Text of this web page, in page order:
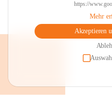
https://
Mehr
Akzeptieren